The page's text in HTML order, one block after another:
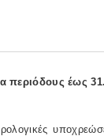
περιόδους έως